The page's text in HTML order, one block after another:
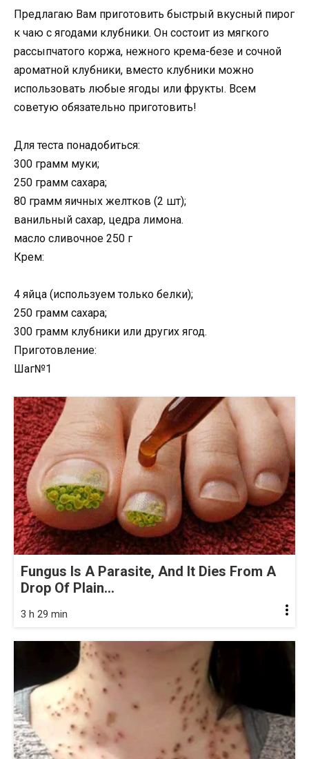
Предлагаю Вам приготовить быстрый вкусный пирог
к чаю с ягодами клубники. Он состоит из мягкого
рассыпчатого коржа, нежного крема-безе и сочной
ароматной клубники, вместо клубники можно
использовать любые ягоды или фрукты. Всем
советую обязательно приготовить!
Для теста понадобиться:
300 грамм муки;
250 грамм сахара;
80 грамм яичных желтков (2 шт);
ванильный сахар, цедра лимона.
масло сливочное 250 г
Крем:
4 яйца (используем только белки);
250 грамм сахара;
300 грамм клубники или других ягод.
Приготовление:
Шаг№1
Fungus Is A Parasite, And It Dies From A
Drop Of Plain...
3 h 29 min